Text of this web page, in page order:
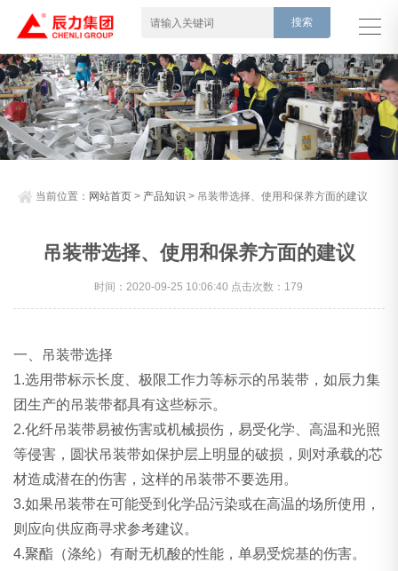
当前位置： 网站首页 > 产品知识 > 吊装带选择、使用和保养方面的建议
吊装带选择、使用和保养方面的建议
时间：2020-09-25 10:06:40 点击次数：179
一、吊装带选择
1.选用带标示长度、极限工作力等标示的吊装带，如辰力集
团生产的吊装带都具有这些标示。
2.化纤吊装带易被伤害或机械损伤，易受化学、高温和光照
等侵害，圆状吊装带如保护层上明显的破损，则对承载的芯
材造成潜在的伤害，这样的吊装带不要选用。
3.如果吊装带在可能受到化学品污染或在高温的场所使用，
则应向供应商寻求参考建议。
4.聚酯（涤纶）有耐无机酸的性能，单易受烷基的伤害。